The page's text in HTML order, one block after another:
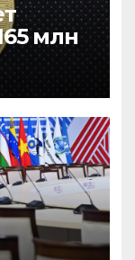
млн